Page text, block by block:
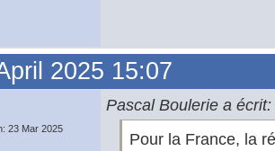
2025 15:07
23 Mar 2025
Pascal Boulerie a écrit:
Pour la France, la